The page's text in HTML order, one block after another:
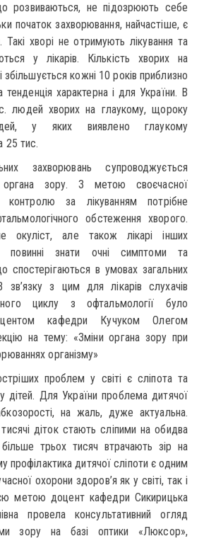
розвиваються, не підозрюють себе
початок захворювання, найчастіше, є
Такі хворі не отримують лікування та
у лікарів. Кількість хворих на
збільшується кожні 10 років приблизно
характерна і для України. В
людей хворих на глаукому, щороку
у яких виявлено глаукому
25 тис.
захворювань супроводжується
зору. З метою своєчасної
контролю за лікуванням потрібне
обстеження хворого.
але також лікарі інших
повинні знати очні симптоми та
спостерігаються в умовах загальних
зв’язку з цим для лікарів слухачів
циклу з офтальмології було
кафедри Кучуком Олегом
на тему: «Зміни органа зору при
організму»
проблем у світі є сліпота та
дітей. Для України проблема дитячої
на жаль, дуже актуальна.
діток стають сліпими на обидва
трьох тисяч втрачають зір на
профілактика дитячої сліпоти є одним
охорони здоров’я як у світі, так і
метою доцент кафедри Сикирицька
провела консультативний огляд
зору на базі оптики «Люксор»,